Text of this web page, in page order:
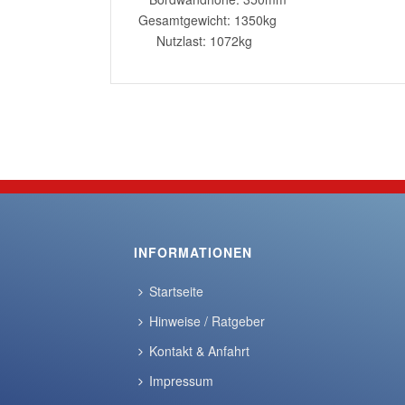
Gesamtgewicht: 1350kg
Nutzlast: 1072kg
INFORMATIONEN
Startseite
Hinweise / Ratgeber
Kontakt & Anfahrt
Impressum